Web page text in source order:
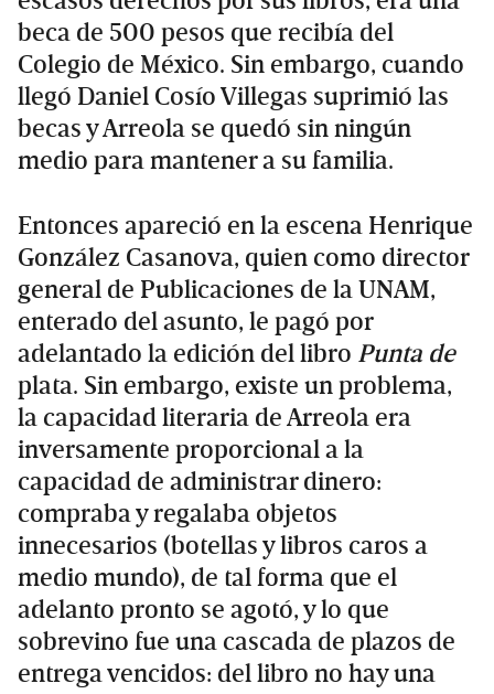
beca de 500 pesos que recibía del
Colegio de México. Sin embargo, cuando
llegó Daniel Cosío Villegas suprimió las
becas y Arreola se quedó sin ningún
medio para mantener a su familia.
Entonces apareció en la escena Henrique
González Casanova, quien como director
general de Publicaciones de la UNAM,
enterado del asunto, le pagó por
adelantado la edición del libro Punta de
plata. Sin embargo, existe un problema,
la capacidad literaria de Arreola era
inversamente proporcional a la
capacidad de administrar dinero:
compraba y regalaba objetos
innecesarios (botellas y libros caros a
medio mundo), de tal forma que el
adelanto pronto se agotó, y lo que
sobrevino fue una cascada de plazos de
entrega vencidos: del libro no hay una